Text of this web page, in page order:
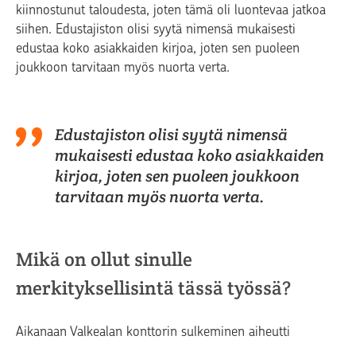
kiinnostunut taloudesta, joten tämä oli luontevaa jatkoa
siihen. Edustajiston olisi syytä nimensä mukaisesti
edustaa koko asiakkaiden kirjoa, joten sen puoleen
joukkoon tarvitaan myös nuorta verta.
Edustajiston olisi syytä nimensä
mukaisesti edustaa koko asiakkaiden
kirjoa, joten sen puoleen joukkoon
tarvitaan myös nuorta verta.
Mikä on ollut sinulle
merkityksellisintä tässä työssä?
Aikanaan Valkealan konttorin sulkeminen aiheutti